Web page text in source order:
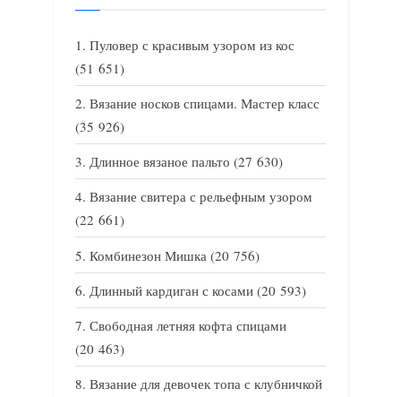
Пуловер с красивым узором из кос
(51 651)
Вязание носков спицами. Мастер класс
(35 926)
Длинное вязаное пальто (27 630)
Вязание свитера с рельефным узором
(22 661)
Комбинезон Мишка (20 756)
Длинный кардиган с косами (20 593)
Свободная летняя кофта спицами
(20 463)
Вязание для девочек топа с клубничкой